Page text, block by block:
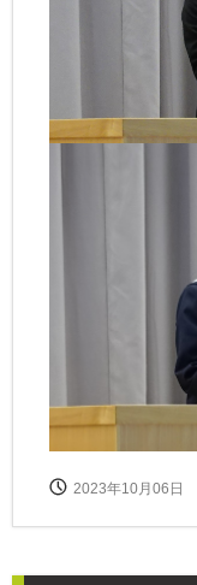
2023年10月06日